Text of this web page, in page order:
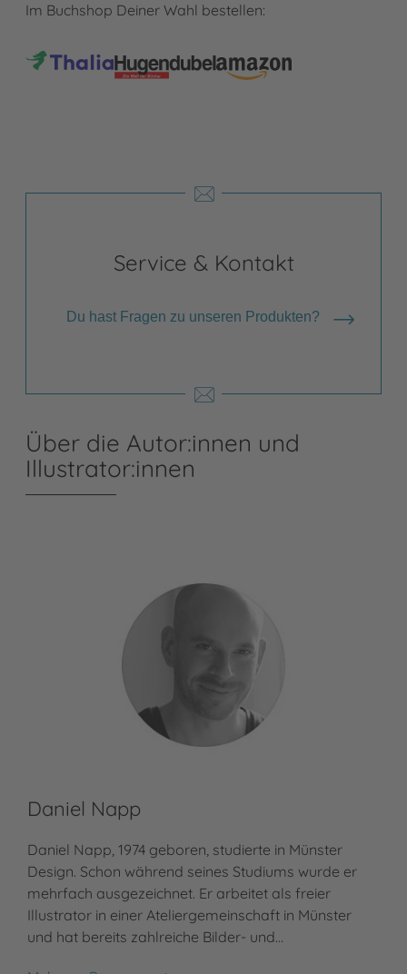
Im Buchshop Deiner Wahl bestellen:
Service & Kontakt
Du hast Fragen zu unseren Produkten?
Über die Autor:innen und
Illustrator:innen
Daniel Napp
Daniel Napp, 1974 geboren, studierte in Münster
Design. Schon während seines Studiums wurde er
mehrfach ausgezeichnet. Er arbeitet als freier
Illustrator in einer Ateliergemeinschaft in Münster
und hat bereits zahlreiche Bilder- und…